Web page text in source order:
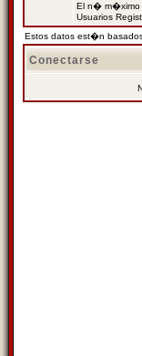
El n� m�ximo
Usuarios
Estos datos est�n
Conectarse